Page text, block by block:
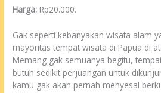
Harga: Rp20.000.
Gak seperti kebanyakan wisata alam
mayoritas tempat wisata di Papua di
Memang gak semuanya begitu,
butuh sedikit perjuangan untuk
kamu gak akan pernah menyesal